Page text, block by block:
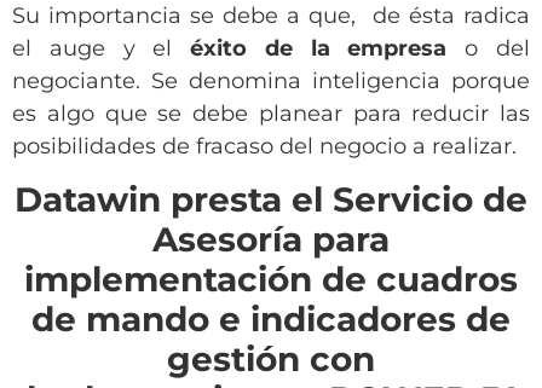
Su importancia se debe a que, de ésta radica
el auge y eléxito de la empresa o del
negociante. Se denomina inteligencia porque
es algo que se debe planear para reducir las
posibilidades de fracaso del negocio a realizar.
Datawin presta el Servicio de
Asesoría para
implementación de cuadros
de mando e indicadores de
gestión con